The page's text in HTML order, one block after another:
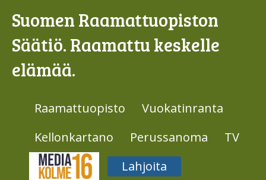
Suomen Raamattuopiston
Säätiö. Raamattu keskelle
elämää.
Raamattuopisto
Vuokatinranta
Kellonkartano
Perussanoma
TV
Media316
Lahjoita